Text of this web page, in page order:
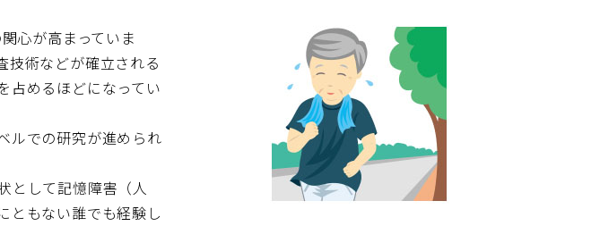
心が高まっていま
技術などが確立される
占めるほどになってい
ルでの研究が進められ
として記憶障害（人
ともない誰でも経験し